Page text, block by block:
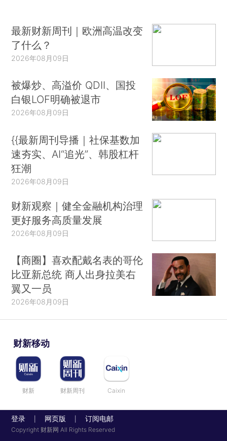
最新财新周刊｜欧洲高温改变
了什么？
2026年08月09日
被爆炒、高溢价 QDII、国投
白银LOF明确被退市
2026年08月09日
{{最新周刊导播｜社保基数加
速夯实、AI“追光”、韩股杠杆
狂潮
2026年08月09日
财新观察｜健全金融机构治理
更好服务高质量发展
2026年08月09日
【商圈】喜欢配戴名表的哥伦
比亚新总统 商人出身拉美右
翼又一员
2026年08月09日
财新移动
财新 财新周刊 Caixin
登录 网页版 订阅电邮
Copyright 财新网 All Rights Reserved